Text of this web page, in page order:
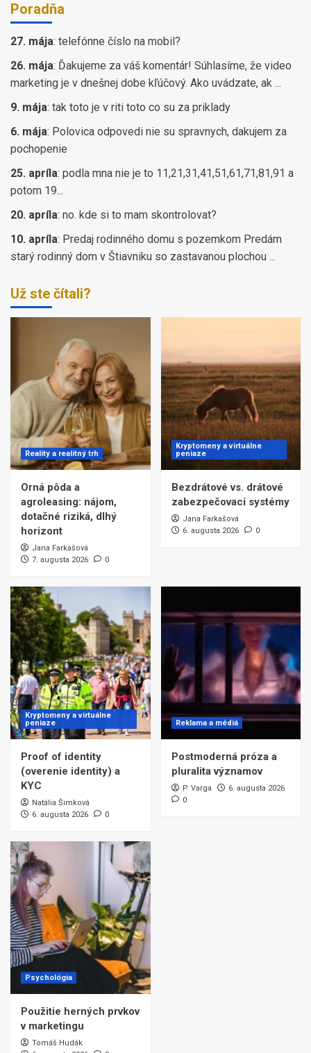
Poradňa
27. mája: telefónne číslo na mobil?
26. mája: Ďakujeme za váš komentár! Súhlasíme, že video
marketing je v dnešnej dobe kľúčový. Ako uvádzate, ak ...
9. mája: tak toto je v riti toto co su za priklady
6. mája: Polovica odpovedi nie su spravnych, dakujem za
pochopenie
25. apríla: podla mna nie je to 11,21,31,41,51,61,71,81,91 a
potom 19...
20. apríla: no. kde si to mam skontrolovat?
10. apríla: Predaj rodinného domu s pozemkom Predám
starý rodinný dom v Štiavniku so zastavanou plochou ...
Už ste čítali?
Reality a realitný trh
Orná pôda a
agroleasing: nájom,
dotačné riziká, dlhý
horizont
Jana Farkašová
7. augusta 2026
0
Kryptomeny a virtuálne
peniaze
Bezdrátové vs. drátové
zabezpečovací systémy
Jana Farkašová
6. augusta 2026
0
Kryptomeny a virtuálne
peniaze
Proof of identity
(overenie identity) a
KYC
Natália Šimková
6. augusta 2026
0
Reklama a médiá
Postmoderná próza a
pluralita významov
P. Varga
6. augusta 2026
0
Psychológia
Použitie herných prvkov
v marketingu
Tomáš Hudák